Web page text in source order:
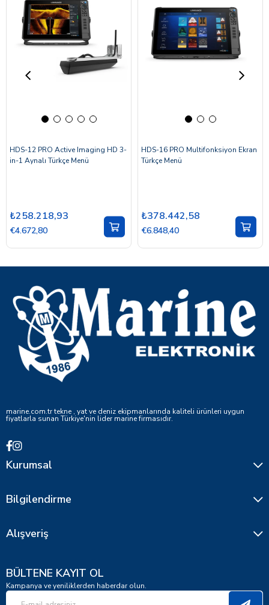
HDS-12 PRO Active Imaging HD 3-
in-1 Aynalı Türkçe Menü
₺258.218,93
€4.672,80
HDS-16 PRO Multifonksiyon Ekran
Türkçe Menü
₺378.442,58
€6.848,40
marine.com.tr tekne , yat ve deniz ekipmanlarında kaliteli ürünleri uygun
fiyatlarla sunan Türkiye'nin lider marine firmasıdır.
Kurumsal
Bilgilendirme
Alışveriş
BÜLTENE KAYIT OL
Kampanya ve yeniliklerden haberdar olun.